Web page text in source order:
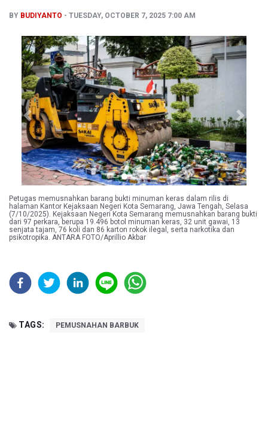
BY BUDIYANTO TUESDAY, OCTOBER 7, 2025 7:00 AM
Previous Next
Petugas memusnahkan barang bukti minuman keras dalam rilis di
halaman Kantor Kejaksaan Negeri Kota Semarang, Jawa Tengah, Selasa
(7/10/2025). Kejaksaan Negeri Kota Semarang memusnahkan barang bukti
dari 97 perkara, berupa 19.496 botol minuman keras, 32 unit gawai, 13
senjata tajam, 76 koli dan 86 karton rokok ilegal, serta narkotika dan
psikotropika. ANTARA FOTO/Aprillio Akbar
TAGS: PEMUSNAHAN BARBUK